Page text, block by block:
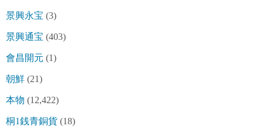
景興永宝 (3)
景興通宝 (403)
會昌開元 (1)
朝鮮 (21)
本物 (12,422)
桐1銭青銅貨 (18)